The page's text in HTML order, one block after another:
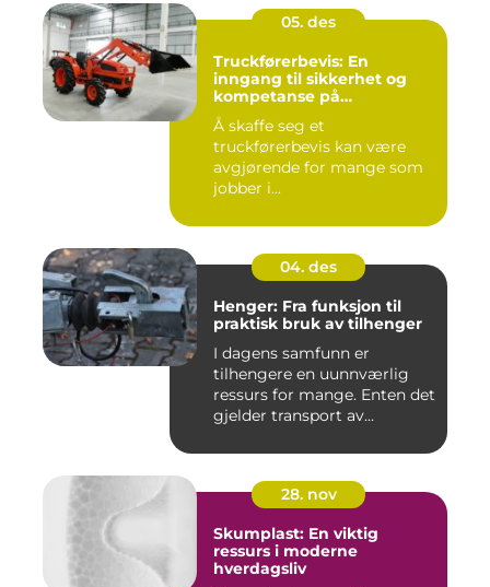
05. des
Truckførerbevis: En
inngang til sikkerhet og
kompetanse på
arbeidsplassen
Å skaffe seg et
truckførerbevis kan være
avgjørende for mange som
jobber i...
04. des
Henger: Fra funksjon til
praktisk bruk av tilhenger
I dagens samfunn er
tilhengere en uunnværlig
ressurs for mange. Enten det
gjelder transport av...
28. nov
Skumplast: En viktig
ressurs i moderne
hverdagsliv